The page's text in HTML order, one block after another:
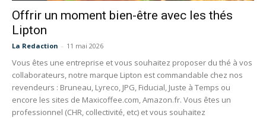
Offrir un moment bien-être avec les thés
Lipton
La Redaction - 11 mai 2026
Vous êtes une entreprise et vous souhaitez proposer du thé à vos
collaborateurs, notre marque Lipton est commandable chez nos
revendeurs : Bruneau, Lyreco, JPG, Fiducial, Juste à Temps ou
encore les sites de Maxicoffee.com, Amazon.fr. Vous êtes un
professionnel (CHR, collectivité, etc) et vous souhaitez